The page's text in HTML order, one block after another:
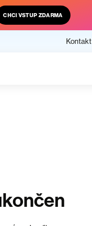
CHCI VSTUP ZDARMA
Kontakt